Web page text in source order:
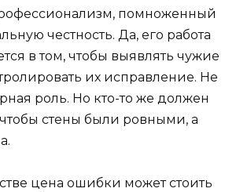
помноженный
честность. Да, его работа
в том, чтобы выявлять чужие
их исправление. Не
роль. Но кто-то же должен
чтобы стены были ровными, а
цена ошибки может стоить